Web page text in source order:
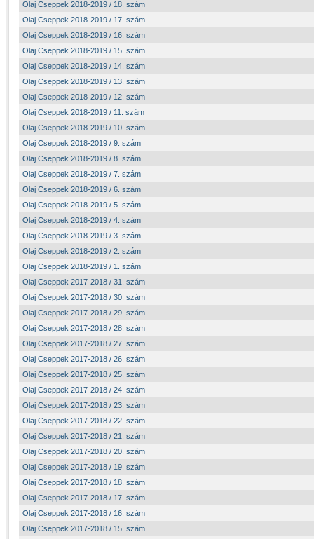
Olaj Cseppek 2018-2019 / 18. szám
Olaj Cseppek 2018-2019 / 17. szám
Olaj Cseppek 2018-2019 / 16. szám
Olaj Cseppek 2018-2019 / 15. szám
Olaj Cseppek 2018-2019 / 14. szám
Olaj Cseppek 2018-2019 / 13. szám
Olaj Cseppek 2018-2019 / 12. szám
Olaj Cseppek 2018-2019 / 11. szám
Olaj Cseppek 2018-2019 / 10. szám
Olaj Cseppek 2018-2019 / 9. szám
Olaj Cseppek 2018-2019 / 8. szám
Olaj Cseppek 2018-2019 / 7. szám
Olaj Cseppek 2018-2019 / 6. szám
Olaj Cseppek 2018-2019 / 5. szám
Olaj Cseppek 2018-2019 / 4. szám
Olaj Cseppek 2018-2019 / 3. szám
Olaj Cseppek 2018-2019 / 2. szám
Olaj Cseppek 2018-2019 / 1. szám
Olaj Cseppek 2017-2018 / 31. szám
Olaj Cseppek 2017-2018 / 30. szám
Olaj Cseppek 2017-2018 / 29. szám
Olaj Cseppek 2017-2018 / 28. szám
Olaj Cseppek 2017-2018 / 27. szám
Olaj Cseppek 2017-2018 / 26. szám
Olaj Cseppek 2017-2018 / 25. szám
Olaj Cseppek 2017-2018 / 24. szám
Olaj Cseppek 2017-2018 / 23. szám
Olaj Cseppek 2017-2018 / 22. szám
Olaj Cseppek 2017-2018 / 21. szám
Olaj Cseppek 2017-2018 / 20. szám
Olaj Cseppek 2017-2018 / 19. szám
Olaj Cseppek 2017-2018 / 18. szám
Olaj Cseppek 2017-2018 / 17. szám
Olaj Cseppek 2017-2018 / 16. szám
Olaj Cseppek 2017-2018 / 15. szám